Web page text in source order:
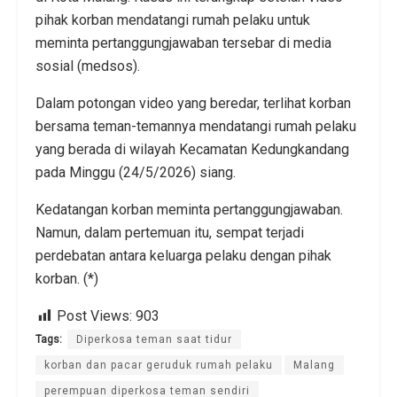
pihak korban mendatangi rumah pelaku untuk
meminta pertanggungjawaban tersebar di media
sosial (medsos).
Dalam potongan video yang beredar, terlihat korban
bersama teman-temannya mendatangi rumah pelaku
yang berada di wilayah Kecamatan Kedungkandang
pada Minggu (24/5/2026) siang.
Kedatangan korban meminta pertanggungjawaban.
Namun, dalam pertemuan itu, sempat terjadi
perdebatan antara keluarga pelaku dengan pihak
korban. (*)
Post Views: 903
Tags: Diperkosa teman saat tidur
korban dan pacar geruduk rumah pelaku Malang
perempuan diperkosa teman sendiri